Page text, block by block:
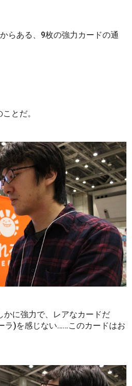
らある、9枚の強力カードの通
ことだ。
かに強力で、レアなカードだ
ラ)を感じない……このカードはお